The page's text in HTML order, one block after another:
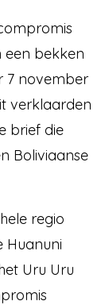
bekken
7 november
verklaarden
brief die
Boliviaanse
regio
Huanuni
Uru Uru